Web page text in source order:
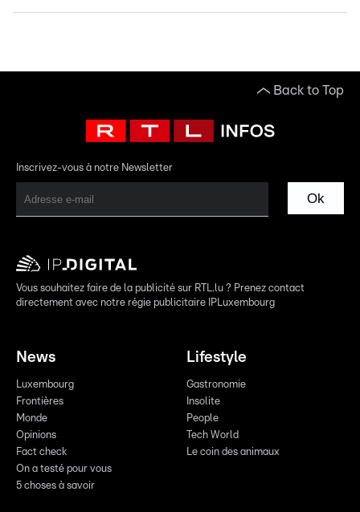
Back to Top
Inscrivez-vous à notre Newsletter
Ok
Vous souhaitez faire de la publicité sur RTL.lu ? Prenez contact
directement avec notre régie publicitaire IPLuxembourg
News
Luxembourg
Frontières
Monde
Opinions
Fact check
On a testé pour vous
5 choses à savoir
Lifestyle
Gastronomie
Insolite
People
Tech World
Le coin des animaux